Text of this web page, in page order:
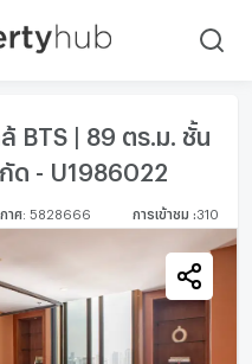
BTS | 89 ตร.ม. ชั้น
ด - U1986022
าศ: 5828666 การเข้าชม 310